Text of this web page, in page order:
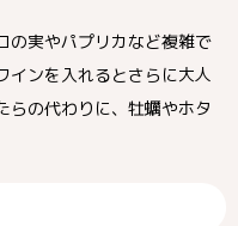
の実やパプリカなど複雑で
インを入れるとさらに大人
らの代わりに、牡蠣やホタ